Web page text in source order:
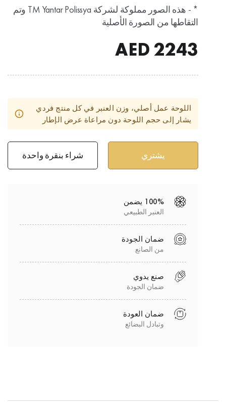
* - هذه الصور مملوكة لشركة TM Yantar Polissya وتم
التقاطها من الصورة الأصلية
2243
اللوحة عمل أصلي، وزن العنبر في كل منتج فردي
يشار إلى حجم اللوحة دون مراعاة عرض الإطار
شراء بنقرة واحدة
100% يضمن
العنبر الطبيعي
ضمان الجودة
من الصانع
صنع يدوي
ضمان الجودة
ضمان العودة
وتبادل البضائع